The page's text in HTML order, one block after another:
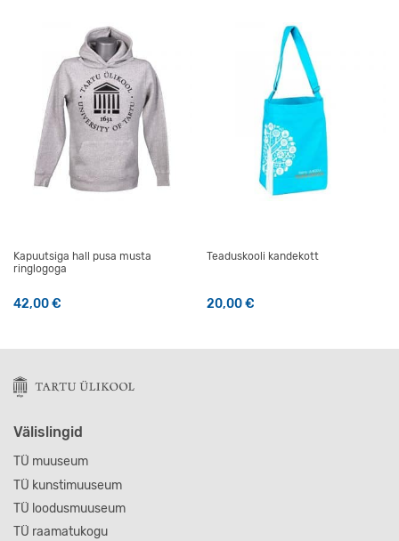
Kapuutsiga hall pusa musta
ringlogoga
42,00€
Teaduskooli kandekott
20,00€
Välislingid
TÜ muuseum
TÜ kunstimuuseum
TÜ loodusmuuseum
TÜ raamatukogu